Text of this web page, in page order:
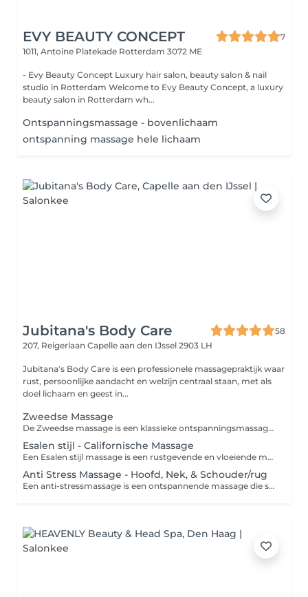
EVY BEAUTY CONCEPT
7
1011, Antoine Platekade Rotterdam 3072 ME
- Evy Beauty Concept Luxury hair salon, beauty salon & nail
studio in Rotterdam Welcome to Evy Beauty Concept, a luxury
beauty salon in Rotterdam wh...
Ontspanningsmassage - bovenlichaam
ontspanning massage hele lichaam
Jubitana's Body Care
58
207, Reigerlaan Capelle aan den IJssel 2903 LH
Jubitana's Body Care is een professionele massagepraktijk waar
rust, persoonlijke aandacht en welzijn centraal staan, met als
doel lichaam en geest in...
Zweedse Massage
De Zweedse massage is een klassieke ontspanningsmassage waarbij verschillende massagetechnieken worden toegepast om de spieren te ontspannen, de doorbloeding te stimuleren en het lichaam tot rust te brengen. Voordelen Vermindert spierspanning en stress. Bevordert de bloedsomloop en afvoer van afvalstoffen. Draagt bij aan ontspanning en een verbeterd gevoel van welzijn. Kan helpen bij het verminderen van vermoeidheid en het herstellen van stijve spieren. Bij Jubitana's Body Care kunt u kiezen voor een behandeling van 60 of 90 minuten, afgestemd op uw persoonlijke wensen en behoeften. Intensiteit van graad 1 t/m 5 - 1 Zeer zacht - 2 Zacht - 3 Licht stevig - 4 Medium stevig - 5 Zeer stevig Varieert een Zweedse Massage tussen intensiteit 2 - 3.
Esalen stijl - Californische Massage
Een Esalen stijl massage is een rustgevende en vloeiende massage die gericht is op diepe ontspanning van lichaam en geest. Kenmerkend voor deze massage zijn de lange, harmonieuze strijkingen, aandachtige aanrakingen en een rustige benadering, waardoor u volledig tot ontspanning kunt komen. Voordelen van een Esalen stijl massage Bevordert diepe lichamelijke en mentale ontspanning. Vermindert stress en spanning. Stimuleert de doorbloeding en ondersteunt het natuurlijke herstel van het lichaam. Vergroot het lichaamsbewustzijn en draagt bij aan een gevoel van balans en welzijn. Bij Jubitana's Body Care kunt u kiezen uit een behandeling van 60, 90 of 120 minuten. De massage wordt volledig afgestemd op uw persoonlijke wensen en behoeften, zodat u een ontspannen en persoonlijke ervaring beleeft. Intensiteit van graad 1 t/m 5 - 1 Zeer zacht - 2 Zacht - 3 Licht stevig - 4 Medium stevig - 5 Zeer stevig Varieert een Californische massage tussen intensiteit 1 - 2.
Anti Stress Massage - Hoofd, Nek, & Schouder/rug
Een anti-stressmassage is een ontspannende massage die specifiek gericht is op het verminderen van stress en spanning in het lichaam vooral hoofd ,nek en schouders. Deze massage helpt om zowel fysieke als mentale spanning te verlichten, wat vaak leidt tot een gevoel van diepe ontspanning en welzijn. Het doel is om het lichaam en de geest tot rust te brengen, stressniveaus te verlagen en de algehele balans te herstellen. Welke behandeling wordt toegepast? Bij een anti-stressmassage worden technieken gebruikt die gericht zijn op het verminderen van spierspanning en het bevorderen van ontspanning. De massage kan variëren afhankelijk van de voorkeuren van de cliënt, maar bevat vaak de volgende elementen: - Langzame, zachte strijkingen (effleurages) om het lichaam te kalmeren en te ontspannen. - Knedingen en lichte druk (petrissages), vooral rond de schouders, nek en rug, waar stress vaak wordt vastgehouden. - Werken met de acupressuurpunten om de energie in het lichaam weer in balans te brengen en blokkades te verhelpen. - Soms ook aromatherapie of kalmerende oliën om de ontspannende werking te versterken. De focus ligt bij deze massage vaak niet alleen op de spieren, maar ook op de geestelijke ontspanning. Het doel is om de symptomen van stress, zoals gespannen spieren, hoofdpijn en een onrustig gevoel, te verminderen. Dit maakt het een uitstekende keuze voor mensen die veel druk ervaren in hun dagelijkse leven. Intensiteit van graad 1 t/m 5 - 1 Zeer zacht - 2 Zacht - 3 Licht stevig - 4 Medium stevig - 5 Zeer stevig Varieert een Anti Stress Massage tussen intensiteit 2 - 4. * Deze massagevorm richt zich enkel op de hoofd, nek en schouders regio. De benen en voeten worden hierbij niet meegenomen in de massage.